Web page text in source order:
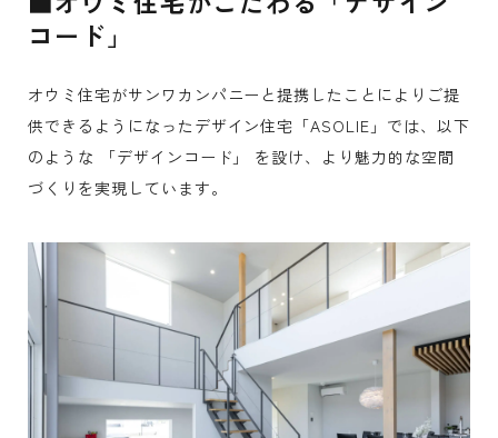
コード」
オウミ住宅がサンワカンパニーと提携したことによりご提
供できるようになったデザイン住宅「ASOLIE」では、以下
のような 「デザインコード」 を設け、より魅力的な空間
づくりを実現しています。